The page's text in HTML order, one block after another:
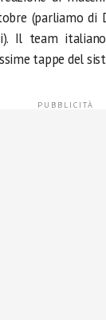
(parliamo di
Il team
tappe del